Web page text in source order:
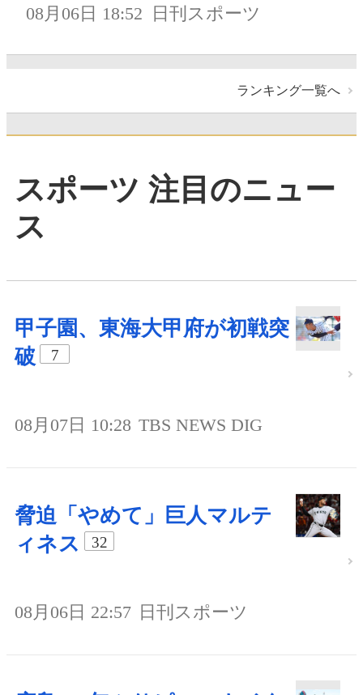
08月06日 18:52 日刊スポーツ
ランキング一覧へ
スポーツ 注目のニュー
ス
甲子園、東海大甲府が初戦突
破
7
08月07日 10:28 TBS NEWS DIG
脅迫「やめて」巨人マルテ
ィネス
32
08月06日 22:57 日刊スポーツ